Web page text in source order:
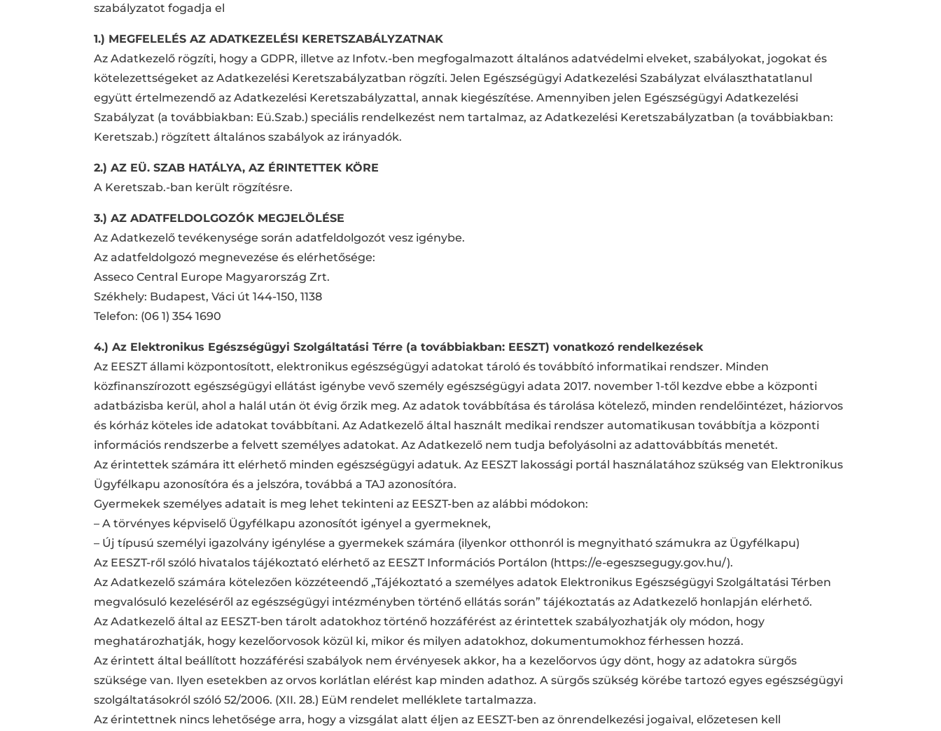
szabályzatot fogadja el
1.) MEGFELELÉS AZ ADATKEZELÉSI KERETSZABÁLYZATNAK
Az Adatkezelő rögzíti, hogy a GDPR, illetve az Infotv.-ben megfogalmazott általános adatvédelmi elveket, szabályokat, jogokat és
kötelezettségeket az Adatkezelési Keretszabályzatban rögzíti. Jelen Egészségügyi Adatkezelési Szabályzat elválaszthatatlanul
együtt értelmezendő az Adatkezelési Keretszabályzattal, annak kiegészítése. Amennyiben jelen Egészségügyi Adatkezelési
Szabályzat (a továbbiakban: Eü.Szab.) speciális rendelkezést nem tartalmaz, az Adatkezelési Keretszabályzatban (a továbbiakban:
Keretszab.) rögzített általános szabályok az irányadók.
2.) AZ EÜ. SZAB HATÁLYA, AZ ÉRINTETTEK KÖRE
A Keretszab.-ban került rögzítésre.
3.) AZ ADATFELDOLGOZÓK MEGJELÖLÉSE
Az Adatkezelő tevékenysége során adatfeldolgozót vesz igénybe.
Az adatfeldolgozó megnevezése és elérhetősége:
Asseco Central Europe Magyarország Zrt.
Székhely: Budapest, Váci út 144-150, 1138
Telefon: (06 1) 354 1690
4.) Az Elektronikus Egészségügyi Szolgáltatási Térre (a továbbiakban: EESZT) vonatkozó rendelkezések
Az EESZT állami központosított, elektronikus egészségügyi adatokat tároló és továbbító informatikai rendszer. Minden
közfinanszírozott egészségügyi ellátást igénybe vevő személy egészségügyi adata 2017. november 1-től kezdve ebbe a központi
adatbázisba kerül, ahol a halál után öt évig őrzik meg. Az adatok továbbítása és tárolása kötelező, minden rendelőintézet, háziorvos
és kórház köteles ide adatokat továbbítani. Az Adatkezelő által használt medikai rendszer automatikusan továbbítja a központi
információs rendszerbe a felvett személyes adatokat. Az Adatkezelő nem tudja befolyásolni az adattovábbítás menetét.
Az érintettek számára itt elérhető minden egészségügyi adatuk. Az EESZT lakossági portál használatához szükség van Elektronikus
Ügyfélkapu azonosítóra és a jelszóra, továbbá a TAJ azonosítóra.
Gyermekek személyes adatait is meg lehet tekinteni az EESZT-ben az alábbi módokon:
– A törvényes képviselő Ügyfélkapu azonosítót igényel a gyermeknek,
– Új típusú személyi igazolvány igénylése a gyermekek számára (ilyenkor otthonról is megnyitható számukra az Ügyfélkapu)
Az EESZT-ről szóló hivatalos tájékoztató elérhető az EESZT Információs Portálon (https://e-egeszsegugy.gov.hu/).
Az Adatkezelő számára kötelezően közzéteendő „Tájékoztató a személyes adatok Elektronikus Egészségügyi Szolgáltatási Térben
megvalósuló kezeléséről az egészségügyi intézményben történő ellátás során” tájékoztatás az Adatkezelő honlapján elérhető.
Az Adatkezelő által az EESZT-ben tárolt adatokhoz történő hozzáférést az érintettek szabályozhatják oly módon, hogy
meghatározhatják, hogy kezelőorvosok közül ki, mikor és milyen adatokhoz, dokumentumokhoz férhessen hozzá.
Az érintett által beállított hozzáférési szabályok nem érvényesek akkor, ha a kezelőorvos úgy dönt, hogy az adatokra sürgős
szüksége van. Ilyen esetekben az orvos korlátlan elérést kap minden adathoz. A sürgős szükség körébe tartozó egyes egészségügyi
szolgáltatásokról szóló 52/2006. (XII. 28.) EüM rendelet melléklete tartalmazza.
Az érintettnek nincs lehetősége arra, hogy a vizsgálat alatt éljen az EESZT-ben az önrendelkezési jogaival, előzetesen kell